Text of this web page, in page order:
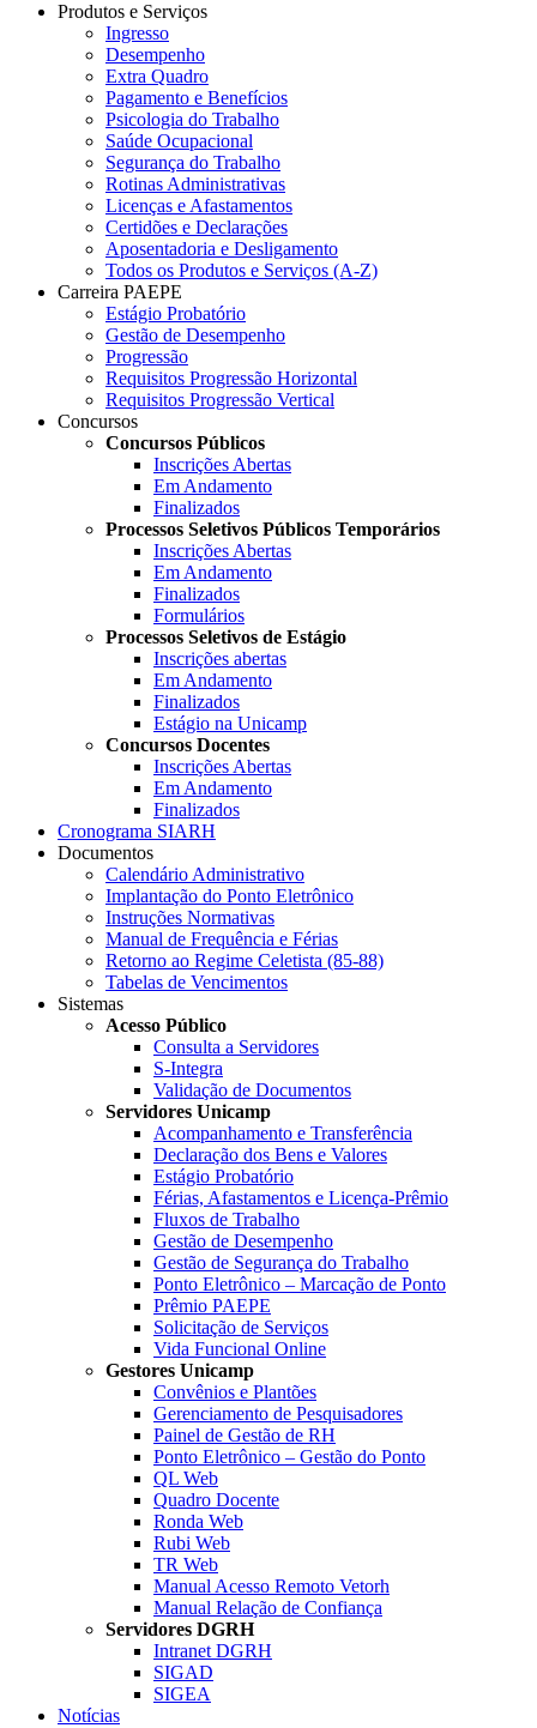
Produtos e Serviços
Ingresso
Desempenho
Extra Quadro
Pagamento e Benefícios
Psicologia do Trabalho
Saúde Ocupacional
Segurança do Trabalho
Rotinas Administrativas
Licenças e Afastamentos
Certidões e Declarações
Aposentadoria e Desligamento
Todos os Produtos e Serviços (A-Z)
Carreira PAEPE
Estágio Probatório
Gestão de Desempenho
Progressão
Requisitos Progressão Horizontal
Requisitos Progressão Vertical
Concursos
Concursos Públicos
Inscrições Abertas
Em Andamento
Finalizados
Processos Seletivos Públicos Temporários
Inscrições Abertas
Em Andamento
Finalizados
Formulários
Processos Seletivos de Estágio
Inscrições abertas
Em Andamento
Finalizados
Estágio na Unicamp
Concursos Docentes
Inscrições Abertas
Em Andamento
Finalizados
Cronograma SIARH
Documentos
Calendário Administrativo
Implantação do Ponto Eletrônico
Instruções Normativas
Manual de Frequência e Férias
Retorno ao Regime Celetista (85-88)
Tabelas de Vencimentos
Sistemas
Acesso Público
Consulta a Servidores
S-Integra
Validação de Documentos
Servidores Unicamp
Acompanhamento e Transferência
Declaração dos Bens e Valores
Estágio Probatório
Férias, Afastamentos e Licença-Prêmio
Fluxos de Trabalho
Gestão de Desempenho
Gestão de Segurança do Trabalho
Ponto Eletrônico – Marcação de Ponto
Prêmio PAEPE
Solicitação de Serviços
Vida Funcional Online
Gestores Unicamp
Convênios e Plantões
Gerenciamento de Pesquisadores
Painel de Gestão de RH
Ponto Eletrônico – Gestão do Ponto
QL Web
Quadro Docente
Ronda Web
Rubi Web
TR Web
Manual Acesso Remoto Vetorh
Manual Relação de Confiança
Servidores DGRH
Intranet DGRH
SIGAD
SIGEA
Notícias